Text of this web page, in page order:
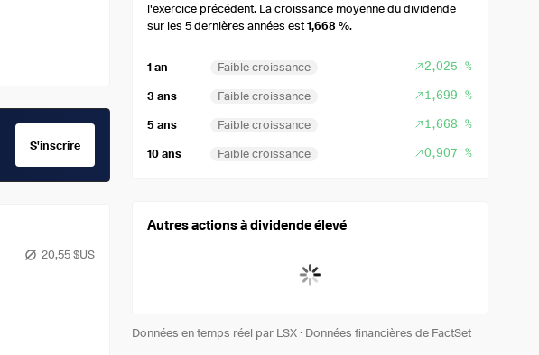
S'inscrire
20,55 $US
l'exercice précédent. La croissance moyenne du dividende
sur les 5 dernières années est1,668 %.
1 an Faible croissance 2,025 %
3 ans Faible croissance 1,699 %
5 ans Faible croissance 1,668 %
10 ans Faible croissance 0,907 %
Autres actions à dividende élevé
Données en temps réel par LSX· Données financières de FactSet